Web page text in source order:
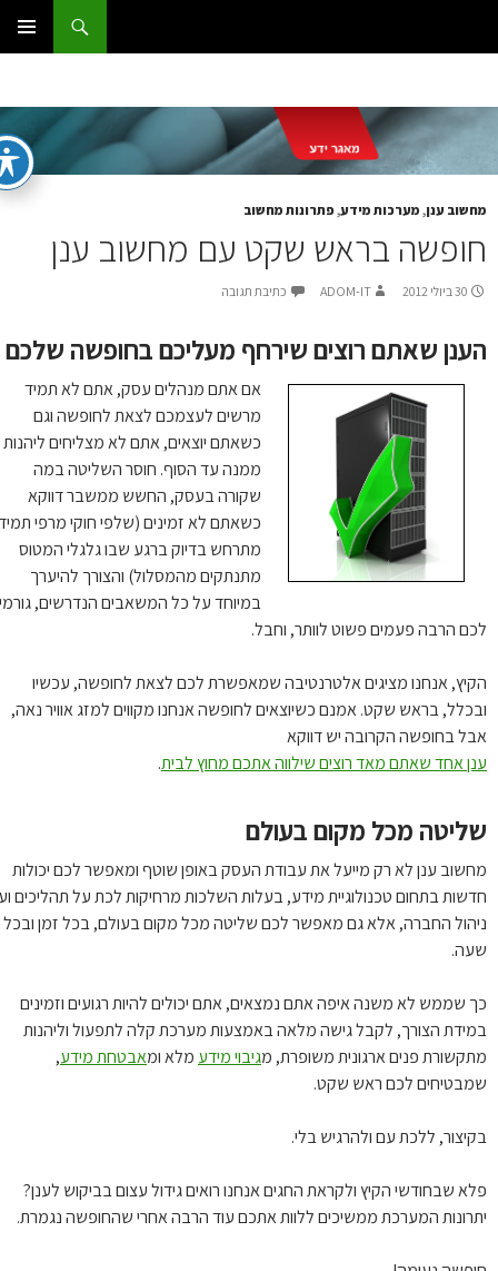
ענן ,מערכות מידע,פתרונות מחשוב
בראש שקט עם מחשוב ענן
30 ביולי 2012 ADOM-IT כתיבת תגובה
שאתם רוצים שירחף מעליכם בחופשה שלכם
אם אתם מנהלים עסק, אתם לא תמיד
מרשים לעצמכם לצאת לחופשה וגם
כשאתם יוצאים, אתם לא מצליחים ליהנות
ממנה עד הסוף. חוסר השליטה במה
שקורה בעסק, החשש ממשבר דווקא
כשאתם לא זמינים (שלפי חוקי מרפי תמיד
מתרחש בדיוק ברגע שבו גלגלי המטוס
מתנתקים מהמסלול) והצורך להיערך
במיוחד על כל המשאבים הנדרשים, גורמים
הרבה פעמים פשוט לוותר, וחבל.
אנחנו מציגים אלטרנטיבה שמאפשרת לכם לצאת לחופשה, עכשיו
בראש שקט. אמנם כשיוצאים לחופשה אנחנו מקווים למזג אוויר נאה,
בחופשה הקרובה יש דווקא
אחד שאתם מאד רוצים שילווה אתכם מחוץ לבית.
מכל מקום בעולם
ענן לא רק מייעל את עבודת העסק באופן שוטף ומאפשר לכם יכולות
בתחום טכנולוגיית מידע, בעלות השלכות מרחיקות לכת על תהליכים ועל
החברה, אלא גם מאפשר לכם שליטה מכל מקום בעולם, בכל זמן ובכל
שממש לא משנה איפה אתם נמצאים, אתם יכולים להיות רגועים וזמינים
הצורך, לקבל גישה מלאה באמצעות מערכת קלה לתפעול וליהנות
פנים ארגונית משופרת, מגיבוי מידעמלא ומאבטחת מידע,
לכם ראש שקט.
ללכת עם ולהרגיש בלי.
שבחודשי הקיץ ולקראת החגים אנחנו רואים גידול עצום בביקוש לענן?
המערכת ממשיכים ללוות אתכם עוד הרבה אחרי שהחופשה נגמרת.